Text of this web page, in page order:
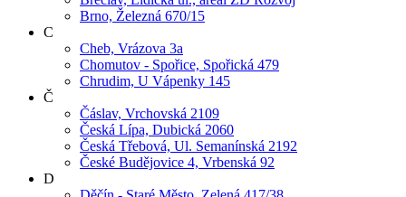
Brno, Železná 670/15
C
Cheb, Vrázova 3a
Chomutov - Spořice, Spořická 479
Chrudim, U Vápenky 145
Č
Čáslav, Vrchovská 2109
Česká Lípa, Dubická 2060
Česká Třebová, Ul. Semanínská 2192
České Budějovice 4, Vrbenská 92
D